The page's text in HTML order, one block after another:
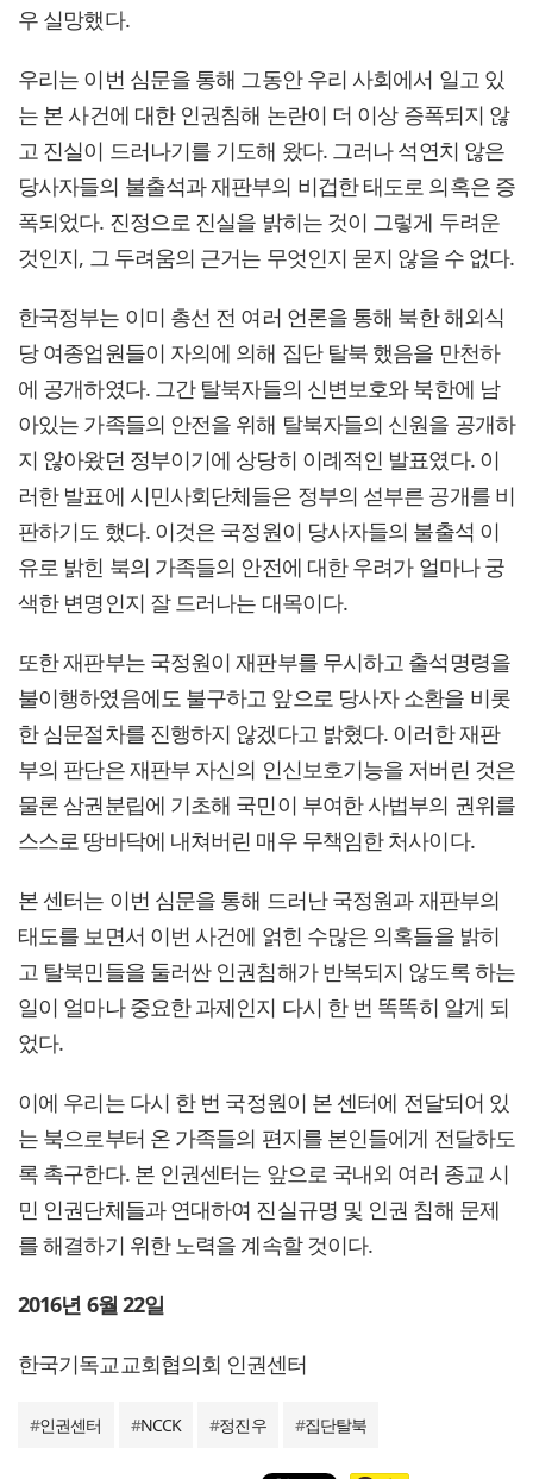
우 실망했다.
우리는 이번 심문을 통해 그동안 우리 사회에서 일고 있
는 본 사건에 대한 인권침해 논란이 더 이상 증폭되지 않
고 진실이 드러나기를 기도해 왔다. 그러나 석연치 않은
당사자들의 불출석과 재판부의 비겁한 태도로 의혹은 증
폭되었다. 진정으로 진실을 밝히는 것이 그렇게 두려운
것인지, 그 두려움의 근거는 무엇인지 묻지 않을 수 없다.
한국정부는 이미 총선 전 여러 언론을 통해 북한 해외식
당 여종업원들이 자의에 의해 집단 탈북 했음을 만천하
에 공개하였다. 그간 탈북자들의 신변보호와 북한에 남
아있는 가족들의 안전을 위해 탈북자들의 신원을 공개하
지 않아왔던 정부이기에 상당히 이례적인 발표였다. 이
러한 발표에 시민사회단체들은 정부의 섣부른 공개를 비
판하기도 했다. 이것은 국정원이 당사자들의 불출석 이
유로 밝힌 북의 가족들의 안전에 대한 우려가 얼마나 궁
색한 변명인지 잘 드러나는 대목이다.
또한 재판부는 국정원이 재판부를 무시하고 출석명령을
불이행하였음에도 불구하고 앞으로 당사자 소환을 비롯
한 심문절차를 진행하지 않겠다고 밝혔다. 이러한 재판
부의 판단은 재판부 자신의 인신보호기능을 저버린 것은
물론 삼권분립에 기초해 국민이 부여한 사법부의 권위를
스스로 땅바닥에 내쳐버린 매우 무책임한 처사이다.
본 센터는 이번 심문을 통해 드러난 국정원과 재판부의
태도를 보면서 이번 사건에 얽힌 수많은 의혹들을 밝히
고 탈북민들을 둘러싼 인권침해가 반복되지 않도록 하는
일이 얼마나 중요한 과제인지 다시 한 번 똑똑히 알게 되
었다.
이에 우리는 다시 한 번 국정원이 본 센터에 전달되어 있
는 북으로부터 온 가족들의 편지를 본인들에게 전달하도
록 촉구한다. 본 인권센터는 앞으로 국내외 여러 종교 시
민 인권단체들과 연대하여 진실규명 및 인권 침해 문제
를 해결하기 위한 노력을 계속할 것이다.
2016년 6월 22일
한국기독교교회협의회 인권센터
#인권센터 #NCCK #정진우 #집단탈북